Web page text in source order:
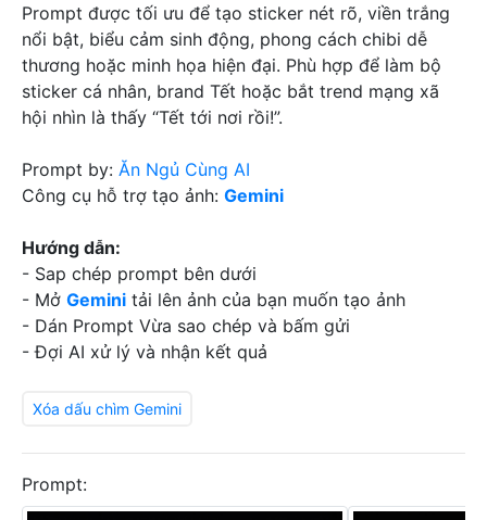
Prompt được tối ưu để tạo sticker nét rõ, viền trắng
nổi bật, biểu cảm sinh động, phong cách chibi dễ
thương hoặc minh họa hiện đại. Phù hợp để làm bộ
sticker cá nhân, brand Tết hoặc bắt trend mạng xã
hội nhìn là thấy “Tết tới nơi rồi!”.
Prompt by: Ăn Ngủ Cùng AI
Công cụ hỗ trợ tạo ảnh: Gemini
Hướng dẫn:
- Sap chép prompt bên dưới
- Mở Gemini tải lên ảnh của bạn muốn tạo ảnh
- Dán Prompt Vừa sao chép và bấm gửi
- Đợi AI xử lý và nhận kết quả
Xóa dấu chìm Gemini
Prompt: